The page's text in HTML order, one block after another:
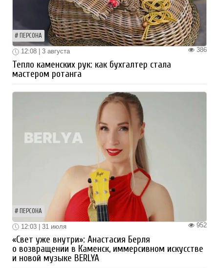
ПЕРСОНА
386
12:08 | 3 августа
Тепло каменских рук: как бухгалтер стала
мастером ротанга
ПЕРСОНА
952
12:03 | 31 июля
«Свет уже внутри»: Анастасия Берля
о возвращении в Каменск, иммерсивном искусстве
и новой музыке BERLYA